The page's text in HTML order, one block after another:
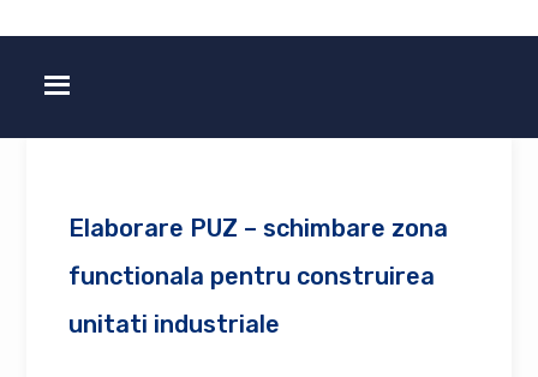
Elaborare PUZ – schimbare zona
functionala pentru construirea
unitati industriale